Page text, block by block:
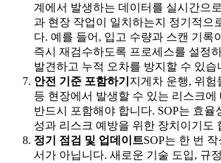
계에서 발생하는 데이터를 실시간으
과 현장 작업이 일치하는지 정기적으
다. 예를 들어, 입고 수량과 스캔 기록
즉시 재검수하도록 프로세스를 설정
발견하고 누적 오차를 방지할 수 있습
안전 기준 포함하기 지게차 운행, 위험
등 현장에서 발생할 수 있는 리스크에
반드시 포함해야 합니다. SOP는 효율
성과 리스크 예방을 위한 장치이기도
정기 점검 및 업데이트SOP는 한 번
서가 아닙니다. 새로운 기술 도입, 규